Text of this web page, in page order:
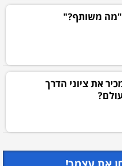
"מה משותף?"
את ציוני הדרך